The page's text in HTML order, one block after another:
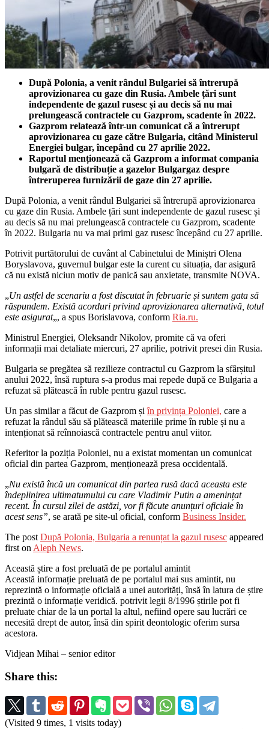
După Polonia, a venit rândul Bulgariei să întrerupă
aprovizionarea cu gaze din Rusia. Ambele țări sunt
independente de gazul rusesc și au decis să nu mai
prelungească contractele cu Gazprom, scadente în 2022.
Gazprom relatează într-un comunicat că a întrerupt
aprovizionarea cu gaze către Bulgaria, citând Ministerul
Energiei bulgar, începând cu 27 aprilie 2022.
Raportul menționează că Gazprom a informat compania
bulgară de distribuție a gazelor Bulgargaz despre
întreruperea furnizării de gaze din 27 aprilie.
După Polonia, a venit rândul Bulgariei să întrerupă aprovizionarea
cu gaze din Rusia. Ambele țări sunt independente de gazul rusesc și
au decis să nu mai prelungească contractele cu Gazprom, scadente
în 2022. Bulgaria nu va mai primi gaz rusesc începând cu 27 aprilie.
Potrivit purtătorului de cuvânt al Cabinetului de Miniștri Olena
Boryslavova, guvernul bulgar este la curent cu situația, dar asigură
că nu există niciun motiv de panică sau anxietate, transmite NOVA.
„Un astfel de scenariu a fost discutat în februarie și suntem gata să
răspundem. Există acorduri privind aprovizionarea alternativă, totul
este asigurat„, a spus Borislavova, conform Ria.ru.
Ministrul Energiei, Oleksandr Nikolov, promite că va oferi
informații mai detaliate miercuri, 27 aprilie, potrivit presei din Rusia.
Bulgaria se pregătea să rezilieze contractul cu Gazprom la sfârșitul
anului 2022, însă ruptura s-a produs mai repede după ce Bulgaria a
refuzat să plătească în ruble pentru gazul rusesc.
Un pas similar a făcut de Gazprom șiîn privința Poloniei, care a
refuzat la rândul său să plătească materiile prime în ruble și nu a
intenționat să reînnoiască contractele pentru anul viitor.
Referitor la poziția Poloniei, nu a existat momentan un comunicat
oficial din partea Gazprom, menționează presa occidentală.
„Nu există încă un comunicat din partea rusă dacă aceasta este
îndeplinirea ultimatumului cu care Vladimir Putin a amenințat
recent. În cursul zilei de astăzi, vor fi făcute anunțuri oficiale în
acest sens”, se arată pe site-ul oficial, conform Business Insider.
The post După Polonia, Bulgaria a renunțat la gazul rusesc appeared
first on Aleph News.
Această știre a fost preluată de pe portalul amintit
Această informație preluată de pe portalul mai sus amintit, nu
reprezintă o informație oficială a unei autorități, însă în latura de știre
prezintă o informație veridică. potrivit legii 8/1996 știrile pot fi
preluate chiar de la un portal la altul, nefiind opere sau lucrări ce
necesită drept de autor, însă din spirit deontologic oferim sursa
acestora.
Vidjean Mihai – senior editor
Share this:
(Visited 9 times, 1 visits today)